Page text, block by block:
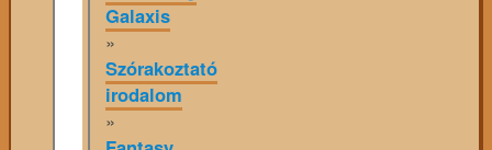
Galaxis
»
Szórakoztató
irodalom
»